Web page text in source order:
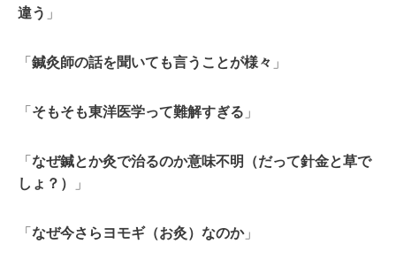
違う 」
「 鍼灸師の話を聞いても言うことが様々 」
「 そもそも東洋医学って難解すぎる 」
「 なぜ鍼とか灸で治るのか意味不明（だって針金と草で
しょ？）
」
「 なぜ今さらヨモギ（お灸）なのか」